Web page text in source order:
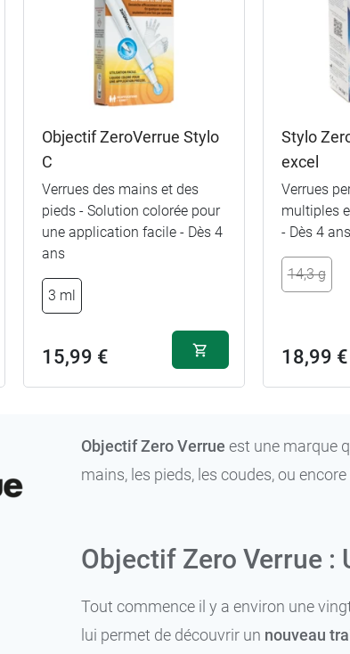
Objectif ZeroVerrue Stylo
C
Verrues des mains et des
pieds - Solution colorée pour
une application facile - Dès 4
ans
3 ml
15,99 €
Stylo
excel
Verrues
multiples
- Dès 4 ans
14,3 g
18,99 €
Objectif Zero Verrue est une marque
mains, les pieds, les coudes, ou
Objectif Zero Verrue :
Tout commence il y a environ une
lui permet de découvrir un nouveau